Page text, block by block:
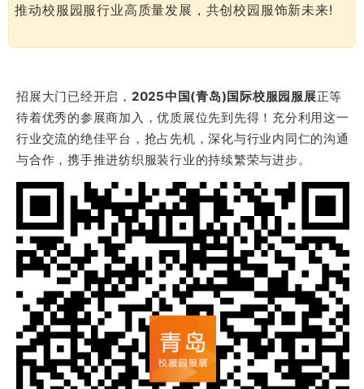
推动校服园服行业高质量发展，共创校园服饰新未来!
招展大门已经开启， 2025中国(青岛)国际校服园服展正等
待着优秀的参展商加入，优质展位先到先得！充分利用这一
行业交流的绝佳平台，抢占先机，深化与行业内同仁的沟通
与合作，携手推进纺织服装行业的持续繁荣与进步。